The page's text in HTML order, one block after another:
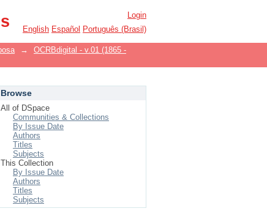
Login
English Español Português (Brasil)
→
OCRBdigital - v.01 (1865 -
Browse
All of DSpace
Communities & Collections
By Issue Date
Authors
Titles
Subjects
This Collection
By Issue Date
Authors
Titles
Subjects